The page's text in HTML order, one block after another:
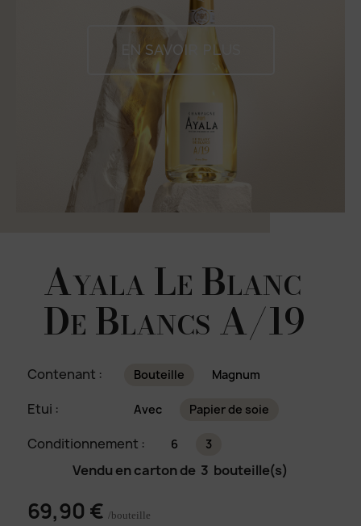
EN SAVOIR PLUS
Ayala Le Blanc
De Blancs A/19
Contenant : Bouteille Magnum
Etui : Avec Papier de soie
Conditionnement : 6 3
Vendu en carton de 3 bouteille(s)
69,90 € /bouteille